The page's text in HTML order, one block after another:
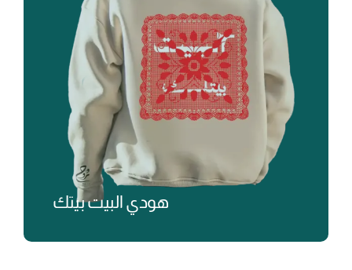
هودي البيت بيتك
₺